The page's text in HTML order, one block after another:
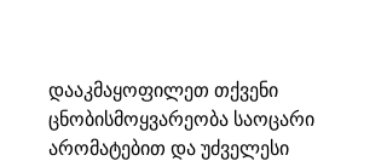
დააკმაყოფილეთ თქვენი
ცნობისმოყვარეობა საოცარი
არომატებით და უძველესი